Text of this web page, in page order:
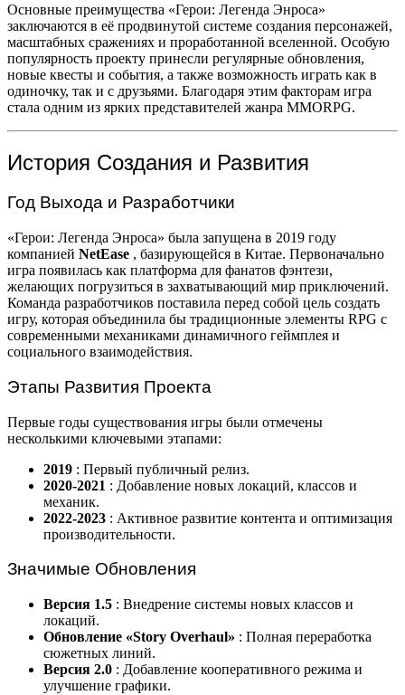
Основные преимущества «Герои: Легенда Энроса»
заключаются в её продвинутой системе создания персонажей,
масштабных сражениях и проработанной вселенной. Особую
популярность проекту принесли регулярные обновления,
новые квесты и события, а также возможность играть как в
одиночку, так и с друзьями. Благодаря этим факторам игра
стала одним из ярких представителей жанра MMORPG.
История Создания и Развития
Год Выхода и Разработчики
«Герои: Легенда Энроса» была запущена в 2019 году
компанией NetEase , базирующейся в Китае. Первоначально
игра появилась как платформа для фанатов фэнтези,
желающих погрузиться в захватывающий мир приключений.
Команда разработчиков поставила перед собой цель создать
игру, которая объединила бы традиционные элементы RPG с
современными механиками динамичного геймплея и
социального взаимодействия.
Этапы Развития Проекта
Первые годы существования игры были отмечены
несколькими ключевыми этапами:
2019 : Первый публичный релиз.
2020-2021 : Добавление новых локаций, классов и
механик.
2022-2023 : Активное развитие контента и оптимизация
производительности.
Значимые Обновления
Версия 1.5 : Внедрение системы новых классов и
локаций.
Обновление «Story Overhaul» : Полная переработка
сюжетных линий.
Версия 2.0 : Добавление кооперативного режима и
улучшение графики.